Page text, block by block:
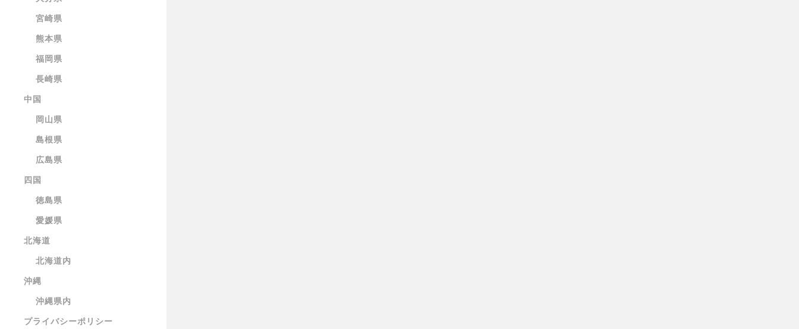
宮崎県
熊本県
福岡県
長崎県
中国
岡山県
島根県
広島県
四国
徳島県
愛媛県
北海道
北海道内
沖縄
沖縄県内
プライバシーポリシー